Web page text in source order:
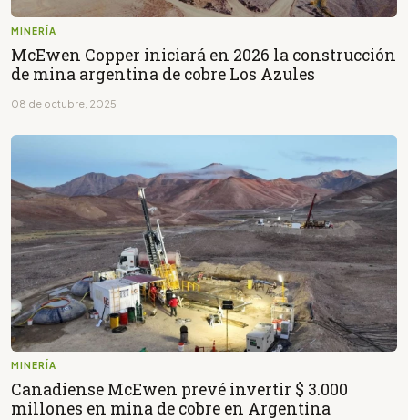
MINERÍA
McEwen Copper iniciará en 2026 la construcción
de mina argentina de cobre Los Azules
08 de octubre, 2025
MINERÍA
Canadiense McEwen prevé invertir $ 3.000
millones en mina de cobre en Argentina